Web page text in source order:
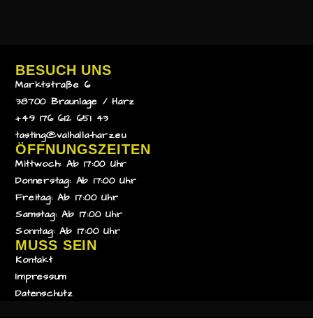
BESUCH UNS
Marktstraße 6
38700 Braunlage / Harz
+49 176 612 651 43
tasting@valhalla-harz.eu
ÖFFNUNGSZEITEN
Mittwoch: Ab 17:00 Uhr
Donnerstag: Ab 17:00 Uhr
Freitag: Ab 17:00 Uhr
Samstag: Ab 17:00 Uhr
Sonntag: Ab 17:00 Uhr
MUSS SEIN
Kontakt
Impressum
Datenschutz